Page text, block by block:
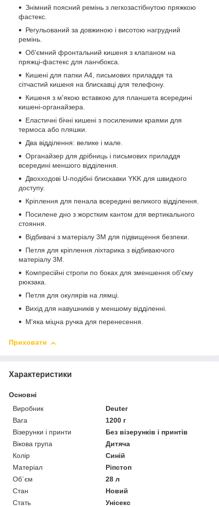
Знімний поясний ремінь з легкозастібнутою пряжкою
фастекс.
Регульований за довжиною і висотою нагрудний
ремінь.
Об'ємний фронтальний кишеня з клапаном на
пряжці-фастекс для ланчбокса.
Кишені для папки А4, письмових приладдя та
сітчастий кишеня на блискавці для телефону.
Кишеня з м'якою вставкою для планшета всередині
кишені-органайзера.
Еластичні бічні кишені з посиленими краями для
термоса або пляшки.
Два відділення: велике і мале.
Органайзер для дрібниць і письмових приладдя
всередині меншого відділення.
Двохходові U-подібні блискавки YKK для швидкого
доступу.
Кріплення для пенала всередині великого відділення.
Посилене дно з жорстким кантом для вертикального
стояння.
Відбивачі з матеріалу 3M для підвищення безпеки.
Петля для кріплення ліхтарика з відбиваючого
матеріалу 3M.
Компресійні стропи по боках для зменшення об'єму
рюкзака.
Петля для окулярів на лямці.
Вихід для навушників у меншому відділенні.
М'яка міцна ручка для перенесення.
Приховати
Характеристики
Основні
Виробник
Deuter
Вага
1200 г
Візерунки і принти
Без візерунків і принтів
Вікова група
Дитяча
Колір
Синій
Матеріал
Ріпстоп
Об`єм
28 л
Стан
Новий
Стать
Унісекс